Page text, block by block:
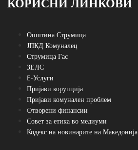
Општина Струмица
ЈПКД Комуналец
Струмица Гас
ЗЕЛС
E-Услуги
Пријави корупција
Пријави комунален проблем
Oтворени финансии
Совет за етика во медиуми
Кодекс на новинарите на Македонија